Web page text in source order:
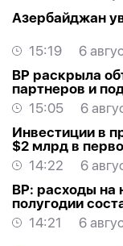
Азербайджан
15:19
6
BP раскрыла
партнеров и
15:05
6
Инвестиции в
$2 млрд в
14:22
6
BP: расходы
полугодии
14:21
6